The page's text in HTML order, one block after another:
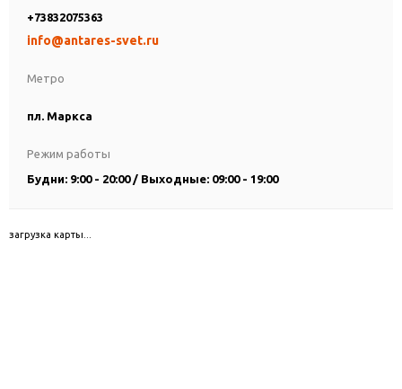
Метро
пл. Маркса
+73832075363
info@antares-svet.ru
Режим работы
Будни: 9:00 - 20:00 / Выходные: 09:00 - 19:00
загрузка карты...